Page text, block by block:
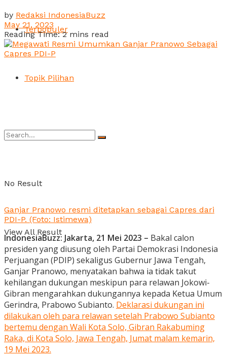
Terpopuler
Topik Pilihan
No Result
View All Result
by Redaksi IndonesiaBuzz
May 21, 2023
Reading Time: 2 mins read
Ganjar Pranowo resmi ditetapkan sebagai Capres dari
PDI-P. (Foto: Istimewa)
IndonesiaBuzz: Jakarta, 21 Mei 2023 – Bakal calon
presiden yang diusung oleh Partai Demokrasi Indonesia
Perjuangan (PDIP) sekaligus Gubernur Jawa Tengah,
Ganjar Pranowo, menyatakan bahwa ia tidak takut
kehilangan dukungan meskipun para relawan Jokowi-
Gibran mengarahkan dukungannya kepada Ketua Umum
Gerindra, Prabowo Subianto. Deklarasi dukungan ini
dilakukan oleh para relawan setelah Prabowo Subianto
bertemu dengan Wali Kota Solo, Gibran Rakabuming
Raka, di Kota Solo, Jawa Tengah, Jumat malam kemarin,
19 Mei 2023.